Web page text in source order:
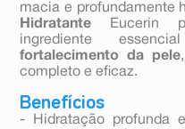
macia e profundamente
Hidratante Eucerin
ingrediente
fortalecimento da pele
completo e eficaz.
Benefícios
- Hidratação profunda